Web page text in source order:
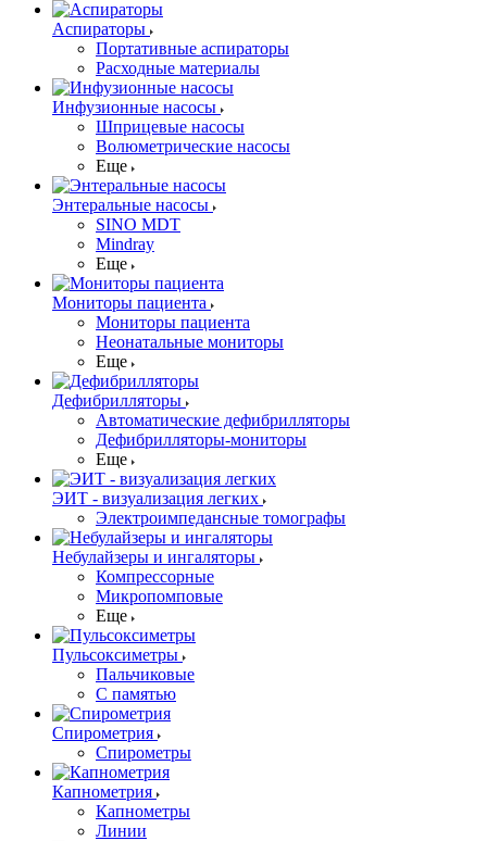
Аспираторы
Портативные аспираторы
Расходные материалы
Инфузионные насосы
Шприцевые насосы
Волюметрические насосы
Еще
Энтеральные насосы
SINO MDT
Mindray
Еще
Мониторы пациента
Мониторы пациента
Неонатальные мониторы
Еще
Дефибрилляторы
Автоматические дефибрилляторы
Дефибрилляторы-мониторы
Еще
ЭИТ - визуализация легких
Электроимпедансные томографы
Небулайзеры и ингаляторы
Компрессорные
Микропомповые
Еще
Пульсоксиметры
Пальчиковые
С памятью
Спирометрия
Спирометры
Капнометрия
Капнометры
Линии